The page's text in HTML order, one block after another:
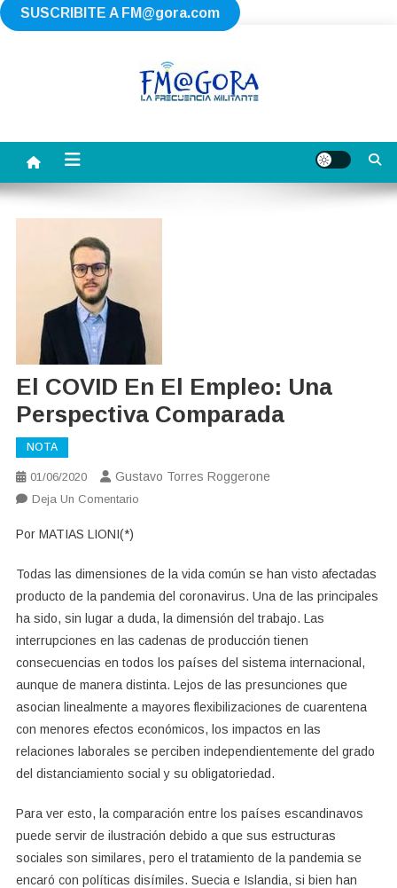
SUSCRIBITE A FM@gora.com
Saltar
El COVID En El Empleo: Una
Perspectiva Comparada
NOTA
01/06/2020 Gustavo Torres Roggerone
Deja Un ComentarioEn
El
Empleo:
Una
Perspectiva
Comparada
Por MATIAS LIONI(*)
Todas las dimensiones de la vida común se han visto afectadas
producto de la pandemia del coronavirus. Una de las principales
ha sido, sin lugar a duda, la dimensión del trabajo. Las
interrupciones en las cadenas de producción tienen
consecuencias en todos los países del sistema internacional,
aunque de manera distinta. Lejos de las presunciones que
asocian linealmente a mayores flexibilizaciones de cuarentena
con menores efectos económicos, los impactos en las
relaciones laborales se perciben independientemente del grado
del distanciamiento social y su obligatoriedad.
Para ver esto, la comparación entre los países escandinavos
puede servir de ilustración debido a que sus estructuras
sociales son similares, pero el tratamiento de la pandemia se
encaró con políticas disímiles. Suecia e Islandia, si bien han